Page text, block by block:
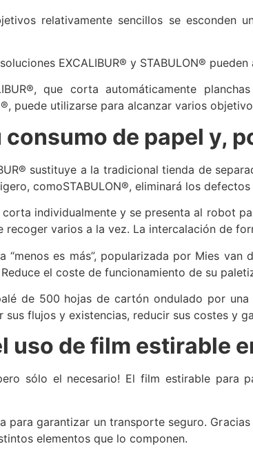
relativamente sencillos se esconden
EXCALIBUR® y STABULON®
que corta automáticamente
puede utilizarse para alcanzar varios
consumo de papel y,
sustituye a la tradicional tienda de
comoSTABULON®, eliminará los
individualmente y se presenta al robot
varios a la vez. La intercalación de
“menos es más”, popularizada por Mies
el coste de funcionamiento de su
de 500 hojas de cartón ondulado por
sus flujos y existencias, reducir sus costes y
uso de film estirable
sólo el necesario! El film estirable
para garantizar un transporte seguro.
elementos que lo componen.